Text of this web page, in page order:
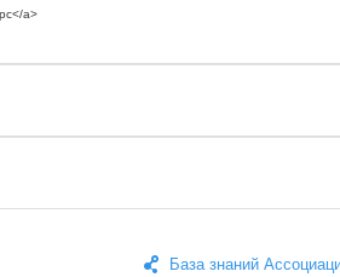
База знаний